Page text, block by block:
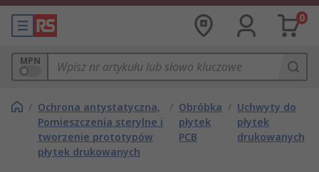
0
MPN
/ Ochrona antystatyczna,
Pomieszczenia sterylne i
tworzenie prototypów
płytek drukowanych
/ Obróbka
płytek
PCB
/ Uchwyty do
płytek
drukowanych